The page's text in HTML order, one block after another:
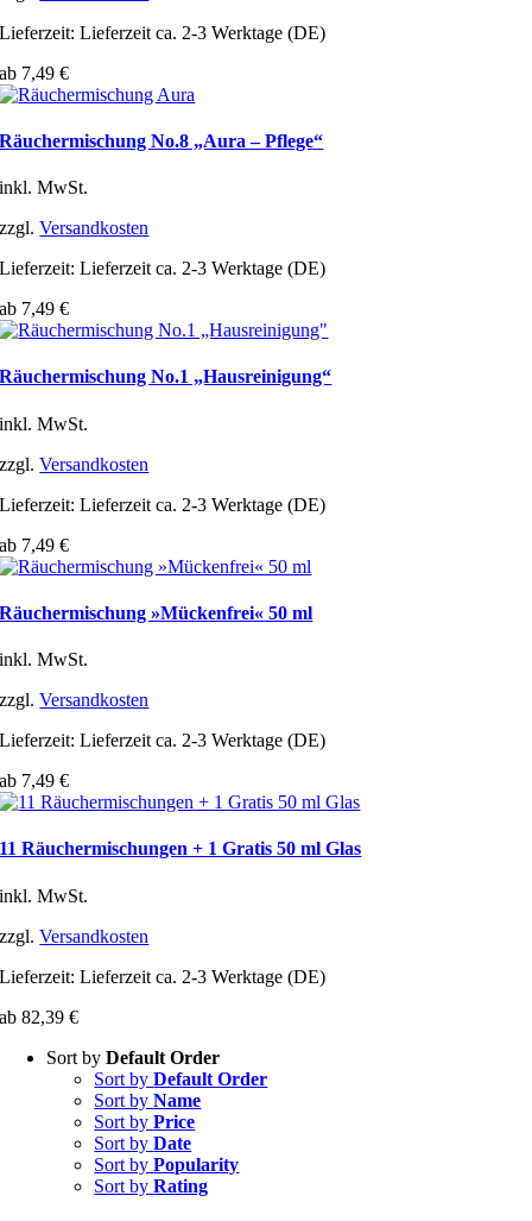
Lieferzeit:Lieferzeit ca. 2-3 Werktage (DE)
ab 7,49€
Räuchermischung No.8 „Aura – Pflege“
inkl. MwSt.
zzgl.Versandkosten
Lieferzeit:Lieferzeit ca. 2-3 Werktage (DE)
ab 7,49€
Räuchermischung No.1 „Hausreinigung“
inkl. MwSt.
zzgl.Versandkosten
Lieferzeit:Lieferzeit ca. 2-3 Werktage (DE)
ab 7,49€
Räuchermischung »Mückenfrei« 50 ml
inkl. MwSt.
zzgl.Versandkosten
Lieferzeit:Lieferzeit ca. 2-3 Werktage (DE)
ab 7,49€
11 Räuchermischungen + 1 Gratis 50 ml Glas
inkl. MwSt.
zzgl.Versandkosten
Lieferzeit:Lieferzeit ca. 2-3 Werktage (DE)
ab82,39€
Sort byDefault Order
Sort byDefault Order
Sort byName
Sort byPrice
Sort byDate
Sort byPopularity
Sort byRating